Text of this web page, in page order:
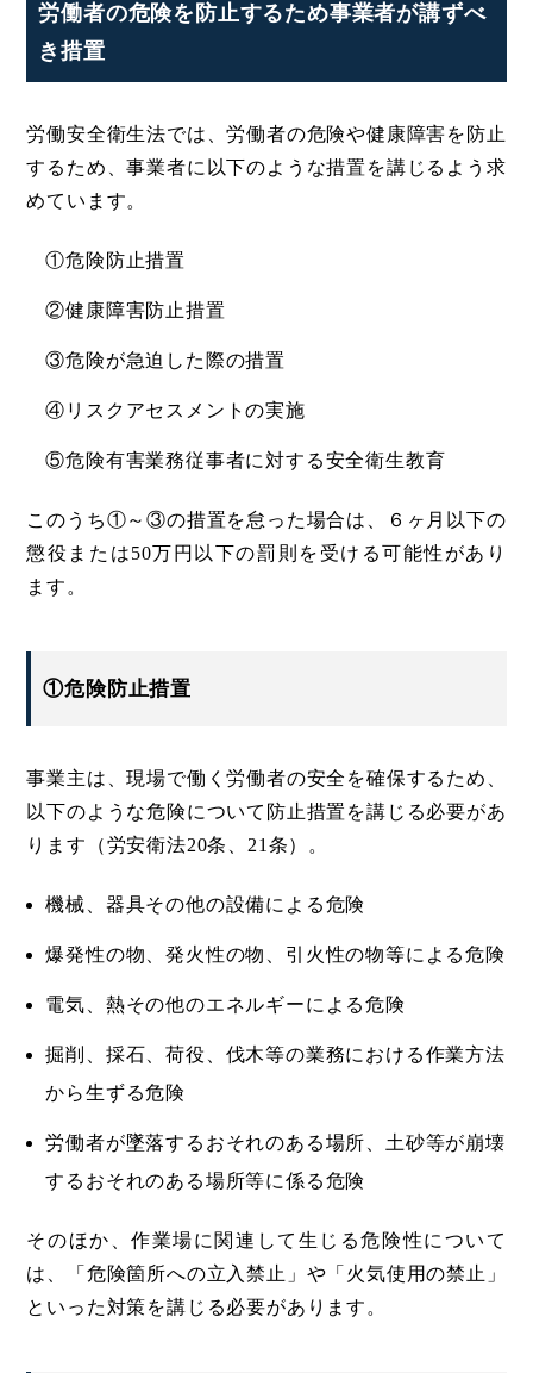
労働者の危険を防止するため事業者が講ずべ
き措置
労働安全衛生法では、労働者の危険や健康障害を防止
するため、事業者に以下のような措置を講じるよう求
めています。
①危険防止措置
②健康障害防止措置
③危険が急迫した際の措置
④リスクアセスメントの実施
⑤危険有害業務従事者に対する安全衛生教育
このうち①～③の措置を怠った場合は、６ヶ月以下の
懲役または50万円以下の罰則を受ける可能性があり
ます。
①危険防止措置
事業主は、現場で働く労働者の安全を確保するため、
以下のような危険について防止措置を講じる必要があ
ります（労安衛法20条、21条）。
機械、器具その他の設備による危険
爆発性の物、発火性の物、引火性の物等による危険
電気、熱その他のエネルギーによる危険
掘削、採石、荷役、伐木等の業務における作業方法
から生ずる危険
労働者が墜落するおそれのある場所、土砂等が崩壊
するおそれのある場所等に係る危険
そのほか、作業場に関連して生じる危険性について
は、「危険箇所への立入禁止」や「火気使用の禁止」
といった対策を講じる必要があります。